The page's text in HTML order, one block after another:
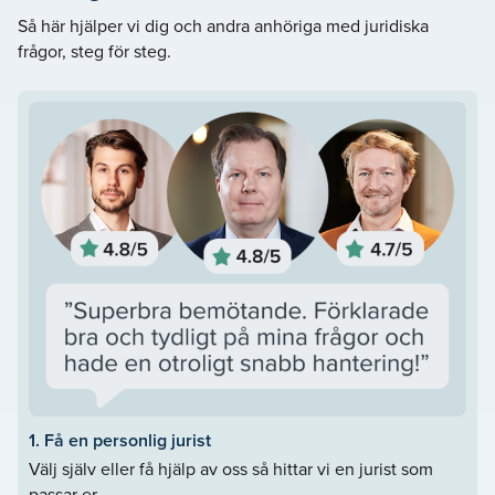
recensioner på Trustpilot. Gå gärna in och se vad våra
nöjda kunder skriver om oss. På vår webbsida delar vi med
familjerätt. Här kan du läsa om vad som gäller vid till
exempel en arvstvist, bodelning eller juridik vid en
skilsmässa. Här hittar du även information om de olika
tjänster vi erbjuder inom familjerätt och kontaktuppgifter
direkt till våra jurister. Varmt välkommen att ringa oss på
Lavendla i Värnamo.
Så här hjälper vi dig och andra anhöriga med juridiska
frågor, steg för steg.
1. Få en personlig jurist
Välj själv eller få hjälp av oss så hittar vi en jurist som